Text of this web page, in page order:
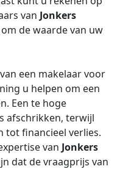
van Jonkers
de waarde van uw
een makelaar voor
u helpen om een
Een te hoge
afschrikken, terwijl
tot financieel verlies.
van Jonkers
dat de vraagprijs van